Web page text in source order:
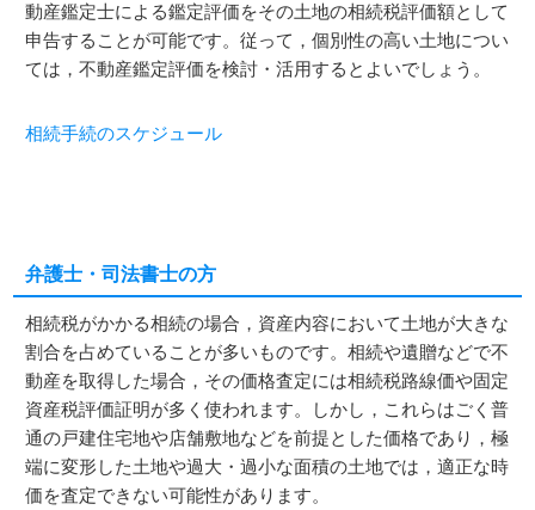
動産鑑定士による鑑定評価をその土地の相続税評価額として
申告することが可能です。従って，個別性の高い土地につい
ては，不動産鑑定評価を検討・活用するとよいでしょう。
相続手続のスケジュール
弁護士・司法書士の方
相続税がかかる相続の場合，資産内容において土地が大きな
割合を占めていることが多いものです。相続や遺贈などで不
動産を取得した場合，その価格査定には相続税路線価や固定
資産税評価証明が多く使われます。しかし，これらはごく普
通の戸建住宅地や店舗敷地などを前提とした価格であり，極
端に変形した土地や過大・過小な面積の土地では，適正な時
価を査定できない可能性があります。